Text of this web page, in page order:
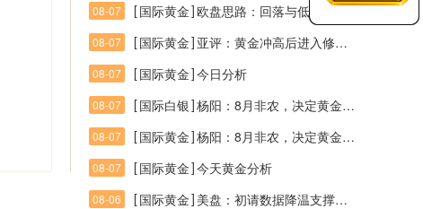
08-07 [国际黄金]欧盘思路：回落与低多机会均可期待，震荡区间4320-4245
08-07 [国际黄金] 亚评：黄金冲高后进入修正，关注4300压力与4220支撑
08-07 [国际黄金]今日分析
08-07 [国际白银]杨阳：8月非农，决定黄金多头后续走势！
08-07 [国际黄金]杨阳：8月非农，决定黄金多头后续走势！
08-07 [国际黄金]今天黄金分析
08-06 [国际黄金] 美盘：初请数据降温支撑美元，黄金晚间关注4200支撑